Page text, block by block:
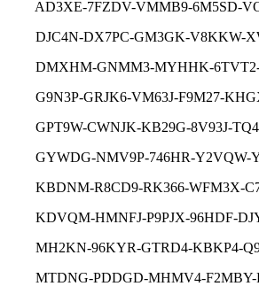
AD3XE-7FZDV-VMMB9-6M5SD-
DJC4N-DX7PC-GM3GK-V8KKW-
DMXHM-GNMM3-MYHHK-
G9N3P-GRJK6-VM63J-F9M27-
GPT9W-CWNJK-KB29G-8V93J-
GYWDG-NMV9P-746HR-Y2VQW-
KBDNM-R8CD9-RK366-WFM3X-
KDVQM-HMNFJ-P9PJX-96HDF-
MH2KN-96KYR-GTRD4-KBKP4-
MTDNG-PDDGD-MHMV4-F2MBY-